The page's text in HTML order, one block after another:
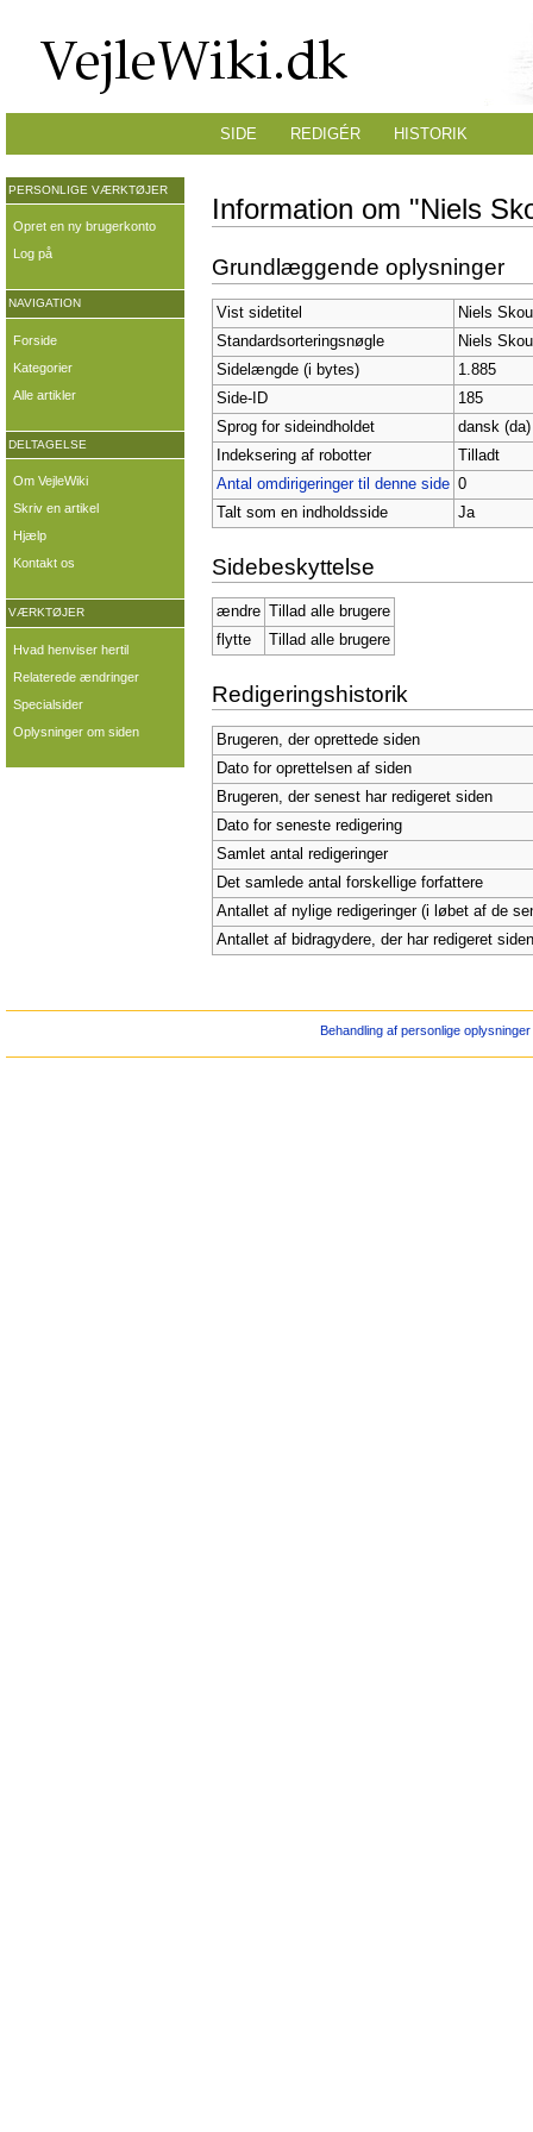
Information om "Niels
Grundlæggende oplysninger
Vist sidetitel
Niels Skou
Standardsorteringsnøgle
Niels Skou
Sidelængde (i bytes)
1.885
Side-ID
185
Sprog for sideindholdet
dansk (da)
Indeksering af robotter
Tilladt
Antal omdirigeringer til denne side 0
Talt som en indholdsside
Ja
Sidebeskyttelse
ændre
Tillad alle brugere
flytte
Tillad alle brugere
Redigeringshistorik
Brugeren, der oprettede siden
Dato for oprettelsen af siden
Brugeren, der senest har redigeret siden
Dato for seneste redigering
Samlet antal redigeringer
Det samlede antal forskellige forfattere
Antallet af nylige redigeringer (i løbet af de
Antallet af bidragydere, der har redigeret
SIDE REDIGÉR HISTORIK
PERSONLIGE VÆRKTØJER
Opret en ny brugerkonto
Log på
NAVIGATION
Forside
Kategorier
Alle artikler
DELTAGELSE
Om VejleWiki
Skriv en artikel
Hjælp
Kontakt os
VÆRKTØJER
Hvad henviser hertil
Relaterede ændringer
Specialsider
Oplysninger om siden
Behandling af personlige oplysninger